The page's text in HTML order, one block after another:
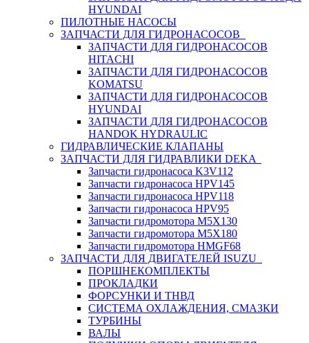
HYUNDAI
ПИЛОТНЫЕ НАСОСЫ
ЗАПЧАСТИ ДЛЯ ГИДРОНАСОСОВ
ЗАПЧАСТИ ДЛЯ ГИДРОНАСОСОВ
HITACHI
ЗАПЧАСТИ ДЛЯ ГИДРОНАСОСОВ
KOMATSU
ЗАПЧАСТИ ДЛЯ ГИДРОНАСОСОВ
HYUNDAI
ЗАПЧАСТИ ДЛЯ ГИДРОНАСОСОВ
HANDOK HYDRAULIC
ГИДРАВЛИЧЕСКИЕ КЛАПАНЫ
ЗАПЧАСТИ ДЛЯ ГИДРАВЛИКИ DEKA
Запчасти гидронасоса K3V112
Запчасти гидронасоса HPV145
Запчасти гидронасоса HPV118
Запчасти гидронасоса HPV95
Запчасти гидромотора M5X130
Запчасти гидромотора M5X180
Запчасти гидромотора HMGF68
ЗАПЧАСТИ ДЛЯ ДВИГАТЕЛЕЙ ISUZU
ПОРШНЕКОМПЛЕКТЫ
ПРОКЛАДКИ
ФОРСУНКИ И ТНВД
СИСТЕМА ОХЛАЖДЕНИЯ, СМАЗКИ
ТУРБИНЫ
ВАЛЫ